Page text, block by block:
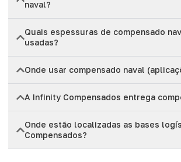
naval?
Quais espessuras de compensado
usadas?
Onde usar compensado naval
A Infinity Compensados entrega
Onde estão localizadas as bases
Compensados?